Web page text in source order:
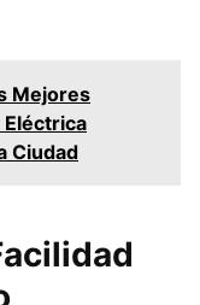
Mejores
Ciudad